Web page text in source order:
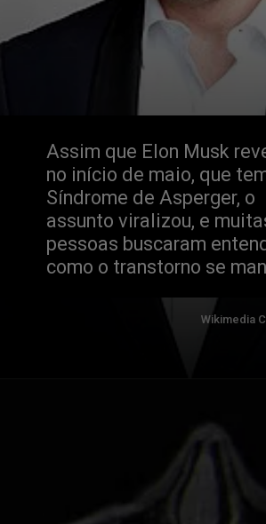
Assim que Elon Musk
no início de maio, que
Síndrome de Asperger, o
assunto viralizou, e
pessoas buscaram
como o transtorno se
Wikimedia